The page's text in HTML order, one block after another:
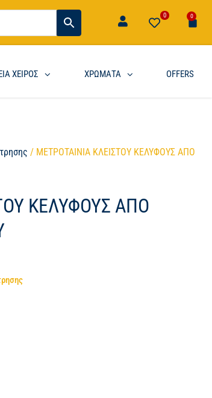
0 0
ΧΕΙΡΟΣ ΧΡΩΜΑΤΑ OFFERS
/ ΜΕΤΡΟΤΑΙΝΙΑ ΚΛΕΙΣΤΟΥ ΚΕΛΥΦΟΥΣ ΑΠΟ
ΚΕΛΥΦΟΥΣ ΑΠΟ